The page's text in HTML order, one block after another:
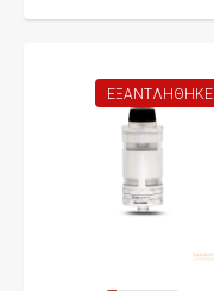
ΕΞΑΝΤΛΉΘΗΚΕ